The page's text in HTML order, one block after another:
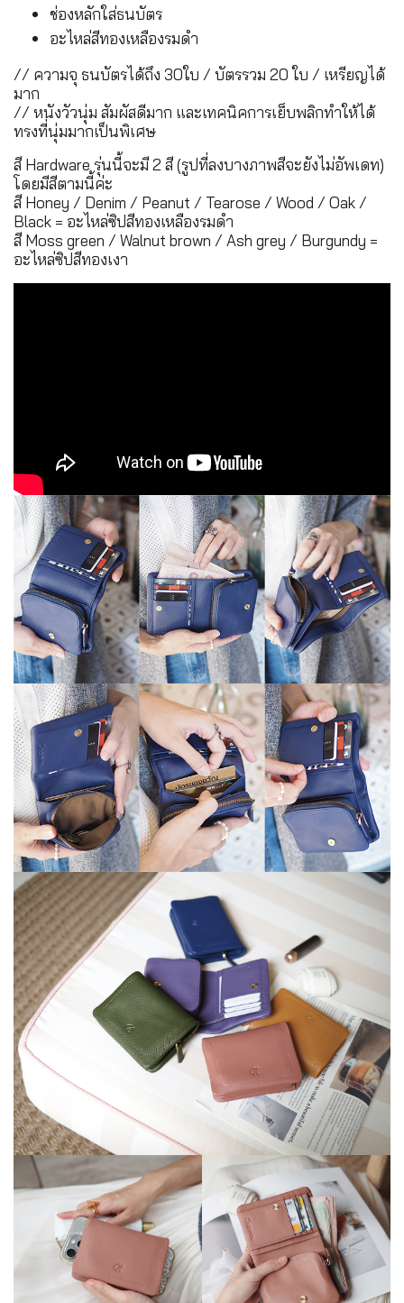
ช่องหลักใส่ธนบัตร
อะไหล่สีทองเหลืองรมดำ
// ความจุ ธนบัตรได้ถึง 30ใบ / บัตรรวม 20 ใบ / เหรียญได้
มาก
// หนังวัวนุ่ม สัมผัสดีมาก และเทคนิคการเย็บพลิกทำให้ได้
ทรงที่นุ่มมากเป็นพิเศษ
สี Hardware รุ่นนี้จะมี 2 สี (รูปที่ลงบางภาพสีจะยังไม่อัพเดท)
โดยมีสีตามนี้ค่ะ
สี Honey / Denim / Peanut / Tearose / Wood / Oak /
Black = อะไหล่ซิปสีทองเหลืองรมดำ
สี Moss green / Walnut brown / Ash grey / Burgundy =
อะไหล่ซิปสีทองเงา